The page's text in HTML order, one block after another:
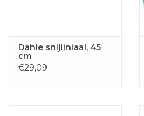
Dahle snijliniaal, 45
cm
€29,09